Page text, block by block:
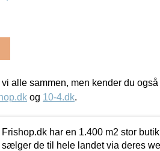
alle sammen, men kender du
og 10-4.dk.
Frishop.dk har en 1.400 m2 stor
sælger de til hele landet via deres